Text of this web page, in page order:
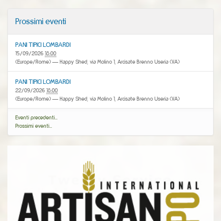
Prossimi eventi
PANI TIPICI LOMBARDI
15/09/2026 18:00
(Europe/Rome) — Happy Shed, via Molino 1, Arcisate Brenno Useria (VA)
PANI TIPICI LOMBARDI
22/09/2026 18:00
(Europe/Rome) — Happy Shed, via Molino 1, Arcisate Brenno Useria (VA)
Eventi precedenti…
Prossimi eventi…